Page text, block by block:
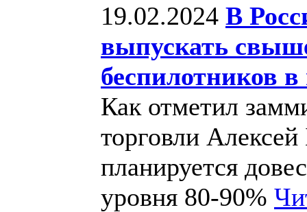
19.02.2024 В
выпускать
беспилотников в
Как отметил
торговли
планируется
уровня 80-90%